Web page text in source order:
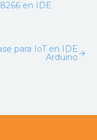
en IDE
→
para IoT en IDE
Arduino